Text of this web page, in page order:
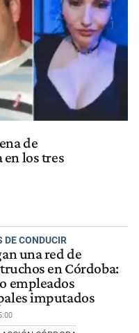
de
en los tres
DE CONDUCIR
una red de
en Córdoba:
empleados
imputados